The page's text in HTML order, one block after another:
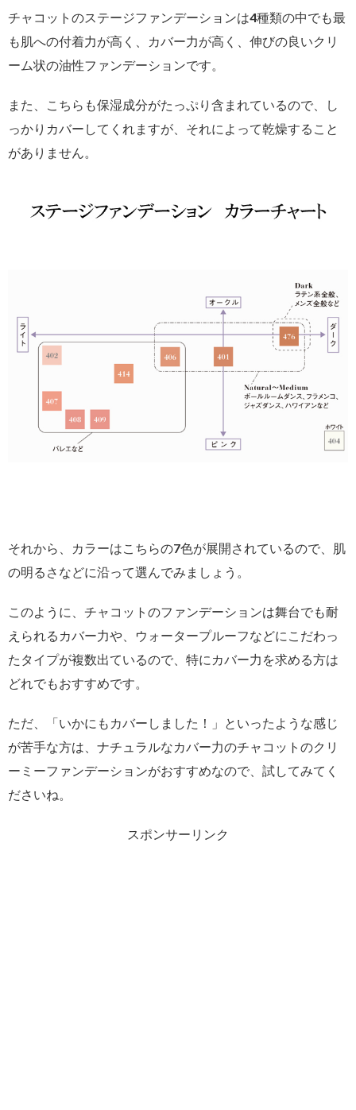
チャコットのステージファンデーションは4種類の中でも最
も肌への付着力が高く、カバー力が高く、伸びの良いクリ
ーム状の油性ファンデーションです。
また、こちらも保湿成分がたっぷり含まれているので、し
っかりカバーしてくれますが、それによって乾燥すること
がありません。
それから、カラーはこちらの7色が展開されているので、肌
の明るさなどに沿って選んでみましょう。
このように、チャコットのファンデーションは舞台でも耐
えられるカバー力や、ウォータープルーフなどにこだわっ
たタイプが複数出ているので、特にカバー力を求める方は
どれでもおすすめです。
ただ、「いかにもカバーしました！」といったような感じ
が苦手な方は、ナチュラルなカバー力のチャコットのクリ
ーミーファンデーションがおすすめなので、試してみてく
ださいね。
スポンサーリンク